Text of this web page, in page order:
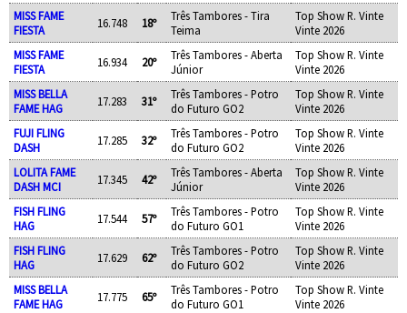
MISS FAME
FIESTA
16.748 18º
Três Tambores - Tira
Teima
Top Show R. Vinte
Vinte 2026
MISS FAME
FIESTA
16.934 20º
Três Tambores - Aberta
Júnior
Top Show R. Vinte
Vinte 2026
MISS BELLA
FAME HAG
17.283 31º
Três Tambores - Potro
do Futuro GO2
Top Show R. Vinte
Vinte 2026
FUJI FLING
DASH
17.285 32º
Três Tambores - Potro
do Futuro GO2
Top Show R. Vinte
Vinte 2026
LOLITA FAME
DASH MCI
17.345 42º
Três Tambores - Aberta
Júnior
Top Show R. Vinte
Vinte 2026
FISH FLING
HAG
17.544 57º
Três Tambores - Potro
do Futuro GO1
Top Show R. Vinte
Vinte 2026
FISH FLING
HAG
17.629 62º
Três Tambores - Potro
do Futuro GO2
Top Show R. Vinte
Vinte 2026
MISS BELLA
FAME HAG
17.775 65º
Três Tambores - Potro
do Futuro GO1
Top Show R. Vinte
Vinte 2026